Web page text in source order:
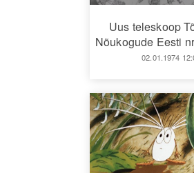
Uus teleskoop
Nõukogude Eesti
02.01.1974